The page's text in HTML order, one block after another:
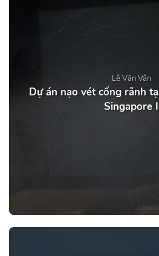
Lê Văn Vân
Dự án nạo vét cống rãnh
Singapore I